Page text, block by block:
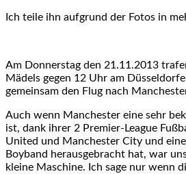
Ich teile ihn aufgrund der Fotos in
Am Donnerstag den 21.11.2013
Mädels gegen 12 Uhr am
gemeinsam den Flug nach
Auch wenn Manchester eine sehr
ist, dank ihrer 2 Premier-League
United und Manchester City und
Boyband herausgebracht hat, war
kleine Maschine. Ich sage nur wenn